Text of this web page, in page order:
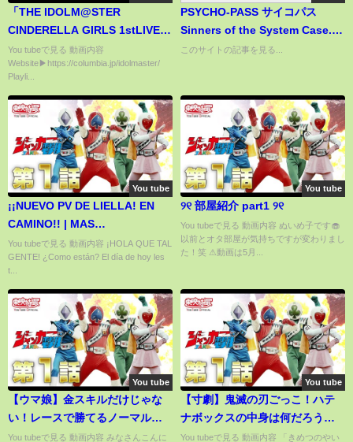
「THE IDOLM@STER
CINDERELLA GIRLS 1stLIVE
WONDERFUL M@GIC!!」PVク
ールバージョン
You tubeで見る 動画内容
Website▶https://columbia.jp/idolmaster/
Playli...
PSYCHO-PASS サイコパス
Sinners of the System Case.2
First Guardian
このサイトの記事を見る...
You tube
¡¡NUEVO PV DE LIELLA! EN
CAMINO!! | MAS
INFORMACIÓN De Love Live
Superstar! Hajimari wa Kimi no
You tubeで見る 動画内容 ¡HOLA QUE TAL
GENTE! ¿Como están? El día de hoy les
t...
You tube
You tubeで見る 動画内容 ぬいめ子です🧁
以前とオタ部屋が気持ちですが変わりまし
た！笑 ⚠︎動画は5月...
You tube
【ウマ娘】金スキルだけじゃな
い！レースで勝てるノーマルス
キルを徹底解説！今日から勝率
You tubeで見る 動画内容 みなさんこんに
You tube
【寸劇】鬼滅の刃ごっこ！ハテ
ナボックスの中身は何だろう
な？おままごと - はねまりチャン
You tubeで見る 動画内容 「きめつのやい